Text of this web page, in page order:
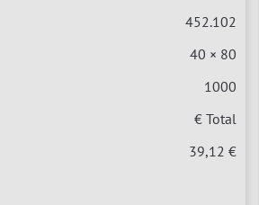
452.102
40 × 80
1000
€ Total
39,12 €